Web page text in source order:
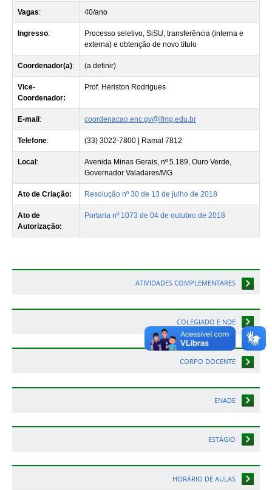
Vagas: 40/ano
Ingresso:
Processo seletivo, SiSU, transferência (interna e
externa) e obtenção de novo título
Coordenador(a): (a definir)
Vice-
Coordenador:
Prof. Heriston Rodrigues
E-mail : coordenacao.enc.gv@ifmg.edu.br
Telefone: (33) 3022-7800 | Ramal 7812
Local :
Avenida Minas Gerais, nº 5.189, Ouro Verde,
Governador Valadares/MG
Ato de Criação: Resolução nº 30 de 13 de julho de 2018
Ato de
Autorização:
Portaria nº 1073 de 04 de outubro de 2018
ATIVIDADES COMPLEMENTARES
COLEGIADO E NDE
CORPO DOCENTE
ENADE
ESTÁGIO
HORÁRIO DE AULAS